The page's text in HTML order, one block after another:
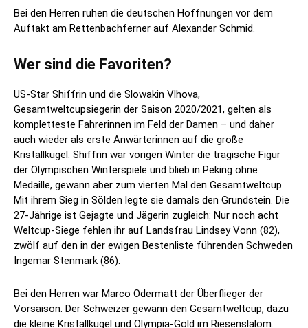
Bei den Herren ruhen die deutschen Hoffnungen vor dem
Auftakt am Rettenbachferner auf Alexander Schmid.
Wer sind die Favoriten?
US-Star Shiffrin und die Slowakin Vlhova,
Gesamtweltcupsiegerin der Saison 2020/2021, gelten als
kompletteste Fahrerinnen im Feld der Damen – und daher
auch wieder als erste Anwärterinnen auf die große
Kristallkugel. Shiffrin war vorigen Winter die tragische Figur
der Olympischen Winterspiele und blieb in Peking ohne
Medaille, gewann aber zum vierten Mal den Gesamtweltcup.
Mit ihrem Sieg in Sölden legte sie damals den Grundstein. Die
27-Jährige ist Gejagte und Jägerin zugleich: Nur noch acht
Weltcup-Siege fehlen ihr auf Landsfrau Lindsey Vonn (82),
zwölf auf den in der ewigen Bestenliste führenden Schweden
Ingemar Stenmark (86).
Bei den Herren war Marco Odermatt der Überflieger der
Vorsaison. Der Schweizer gewann den Gesamtweltcup, dazu
die kleine Kristallkugel und Olympia-Gold im Riesenslalom.